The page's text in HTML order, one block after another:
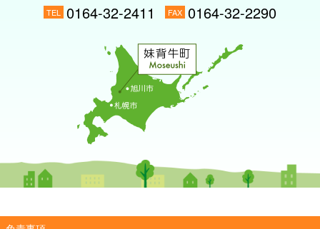
TEL 0164-32-2411 FAX 0164-32-2290